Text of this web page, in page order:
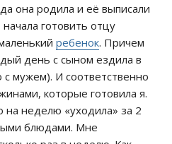
она родила и её выписали
готовить отцу
ребенок. Причем
день с сыном ездила в
с мужем). И соответственно
которые готовила я.
на неделю «уходила» за 2
блюдами. Мне